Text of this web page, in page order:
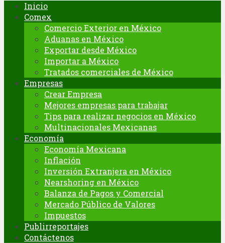
Inicio
Comex
Comercio Exterior en México
Aduanas en México
Exportar desde México
Importar a México
Tratados comerciales de México
Empresas
Crear Empresa
Mejores empresas para trabajar
Tips para realizar negocios en México
Multinacionales Mexicanas
Economía
Economía Mexicana
Inflación
Inversión Extranjera en México
Nearshoring en México
Balanza de Pagos y Comercial
Mercado Público de Valores
Impuestos
Publirreportajes
Contáctenos